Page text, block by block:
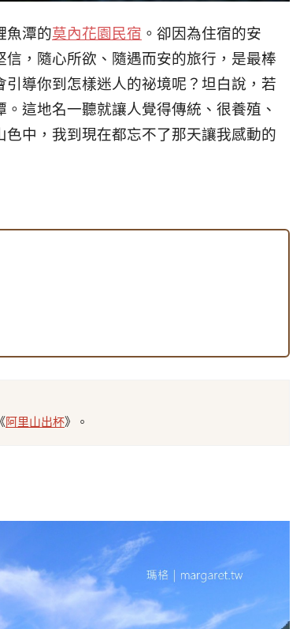
魚潭的莫內花園民宿 。 卻因為住宿的安
信，隨心所欲、隨遇而安的旅行，是最棒
導你到怎樣迷人的祕境呢？ 坦白說，若
這地名一聽就讓人覺得傳統、很養殖、
色中， 我到現在都忘不了那天讓我感動的
阿里山出杯》。